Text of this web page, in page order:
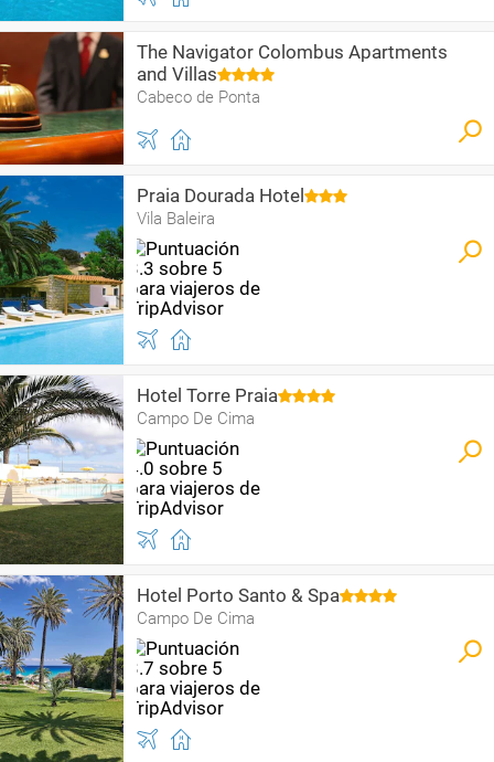
The Navigator Colombus Apartments
and Villas
Cabeco de Ponta
Praia Dourada Hotel
Vila Baleira
Hotel Torre Praia
Campo De Cima
Hotel Porto Santo & Spa
Campo De Cima